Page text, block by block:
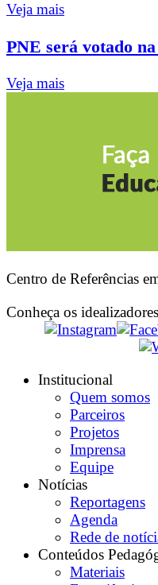
Veja mais
PNE será votado
Veja mais
Centro de Referências
Conheça os
Institucional
Quem somos
Parceiros
Projetos
Imprensa
Equipe
Notícias
Reportagens
Agenda
Rede de
Conteúdos
Materiais